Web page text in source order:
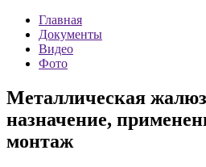
Главная
Документы
Видео
Фото
Металлическая
назначение,
монтаж